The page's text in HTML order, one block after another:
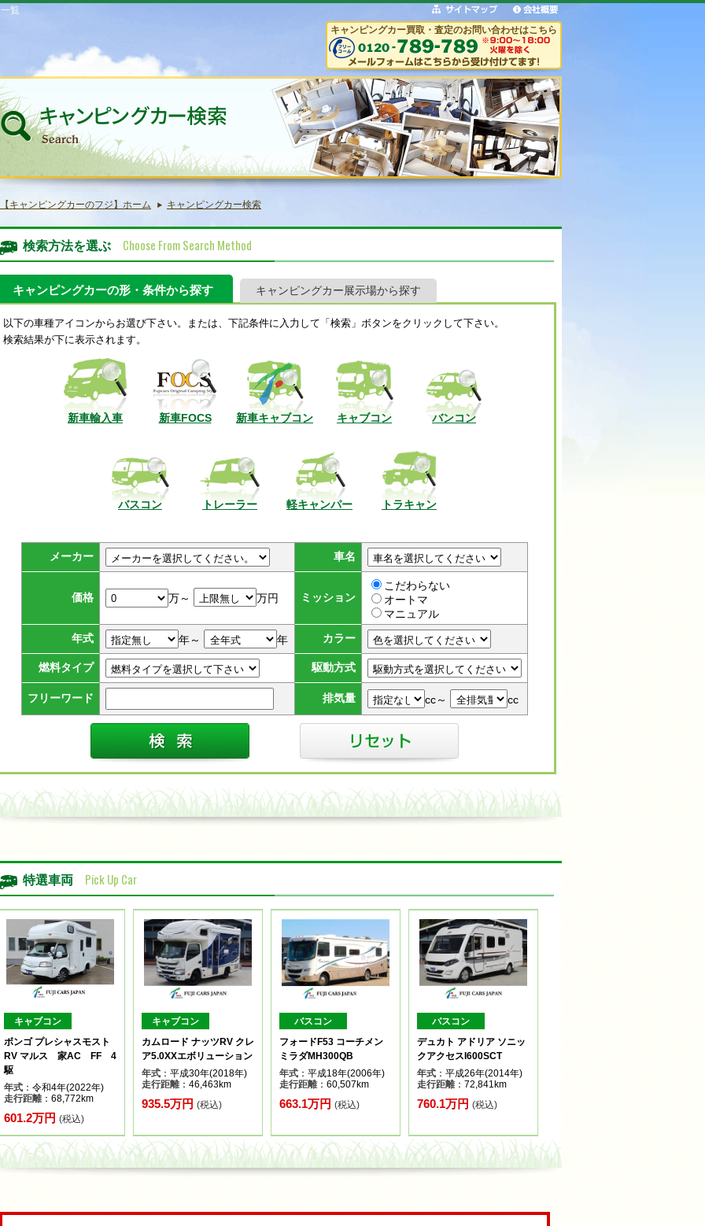
覧
キャンピングカー買取・査定のお問い合わせはこちら
【キャンピングカーのフジ】ホーム キャンピングカー検索
検索方法を選ぶ Choose From Search Method
キャンピングカーの形・条件から探す キャンピングカー展示場から探す
以下の車種アイコンからお選び下さい。または、下記条件に入力して「検索」ボタンをクリックして下さい。
検索結果が下に表示されます。
新車輸入車 新車FOCS 新車キャブコン キャブコン バンコン
バスコン トレーラー 軽キャンパー トラキャン
メーカー 車名
価格 万～ 万円 ミッション
こだわらない
オートマ
マニュアル
年式 年～ 年 カラー
燃料タイプ 駆動方式
フリーワード 排気量 cc～ cc
特選車両 Pick Up Car
キャブコン
ボンゴ プレシャスモスト
RV マルス 家AC FF 4
駆
年式 ：令和4年(2022年)
走行距離：68,772km
601.2万円 (税込)
キャブコン
カムロード ナッツRV クレ
ア5.0XXエボリューション
年式 ：平成30年(2018年)
走行距離：46,463km
935.5万円 (税込)
バスコン
フォードF53 コーチメン
ミラダMH300QB
年式 ：平成18年(2006年)
走行距離：60,507km
663.1万円 (税込)
バスコン
デュカト アドリア ソニッ
クアクセスI600SCT
年式 ：平成26年(2014年)
走行距離：72,841km
760.1万円 (税込)